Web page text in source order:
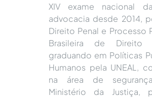
XIV exame nacional
advocacia desde 2014,
Direito Penal e Processo
Brasileira de Direito
graduando em Políticas
Humanos pela UNEAL,
na área de
Ministério da Justiça,